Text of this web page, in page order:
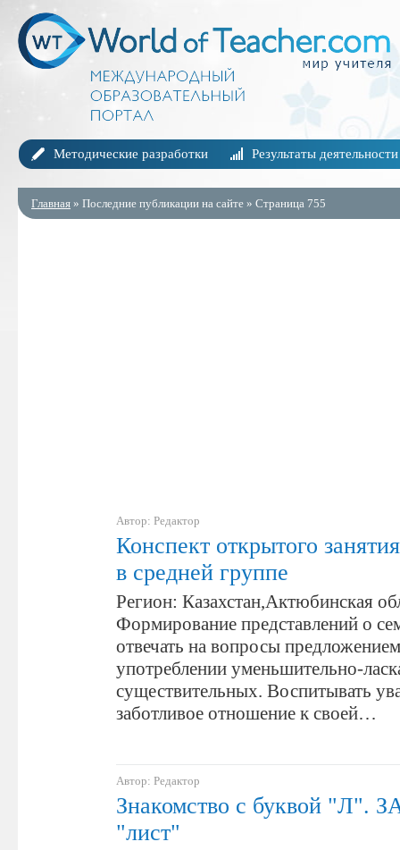
Методические разработки Результаты деятельности
Главная » Последние публикации на сайте » Страница 755
Автор: Редактор
Конспект открытого
в средней группе
Регион: Казахстан,Aктюбинская
Формирование представлений о
отвечать на вопросы
употреблении уменьшительно-
существительных. Воспитывать
заботливое отношение к своей…
Автор: Редактор
Знакомство с буквой "Л".
"лист"